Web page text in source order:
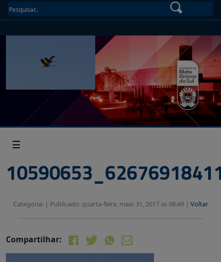
☰
Categoria: | Publicado: quarta-feira, maio 31, 2017 as 08:49 | Voltar
Compartilhar: